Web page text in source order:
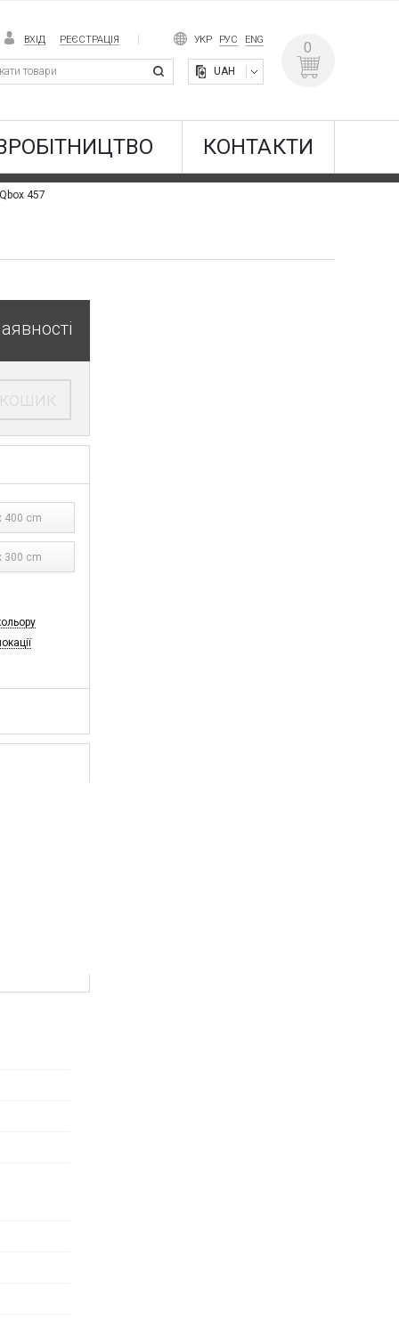
ВХІД РЕЄСТРАЦІЯ УКР РУС ENG
UAH
0
КОНТАКТИ
457
400 cm
300 cm